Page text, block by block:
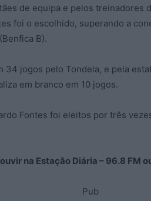
de equipa e pelos treinadores
foi o escolhido, superando a
(Benfica B).
34 jogos pelo Tondela, e pela
em branco em 10 jogos.
Fontes foi eleitos por três
na Estação Diária – 96.8 FM
Pub